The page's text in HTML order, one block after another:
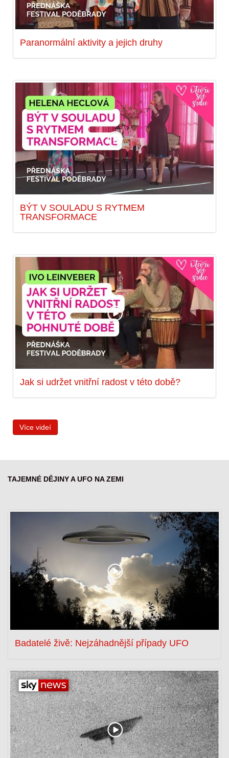
Paranormální aktivity a jejich druhy
BÝT V SOULADU S RYTMEM
TRANSFORMACE
Jak si udržet vnitřní radost v této době?
Více videí
TAJEMNÉ DĚJINY A UFO NA ZEMI
Badatelé živě: Nejzáhadnější případy UFO